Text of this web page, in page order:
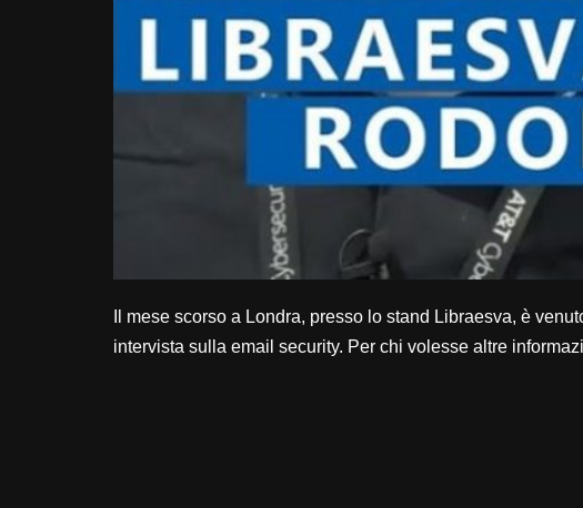
Il mese scorso a Londra, presso lo stand Libraesva, è
intervista sulla email security. Per chi volesse altre